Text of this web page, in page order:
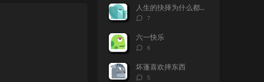
数：
人生的抉择为什么都这么让人无奈？
评
数：
7
六一快乐
评
数：
6
坏蓬喜欢摔东西
评
5